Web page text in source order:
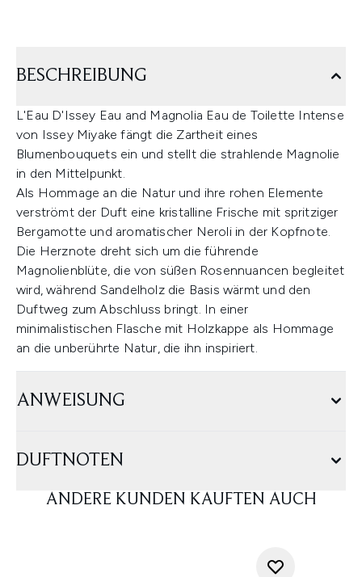
BESCHREIBUNG
L'Eau D'Issey Eau and Magnolia Eau de Toilette Intense
von Issey Miyake fängt die Zartheit eines
Blumenbouquets ein und stellt die strahlende Magnolie
in den Mittelpunkt.
Als Hommage an die Natur und ihre rohen Elemente
verströmt der Duft eine kristalline Frische mit spritziger
Bergamotte und aromatischer Neroli in der Kopfnote.
Die Herznote dreht sich um die führende
Magnolienblüte, die von süßen Rosennuancen begleitet
wird, während Sandelholz die Basis wärmt und den
Duftweg zum Abschluss bringt. In einer
minimalistischen Flasche mit Holzkappe als Hommage
an die unberührte Natur, die ihn inspiriert.
ANWEISUNG
DUFTNOTEN
ANDERE KUNDEN KAUFTEN AUCH